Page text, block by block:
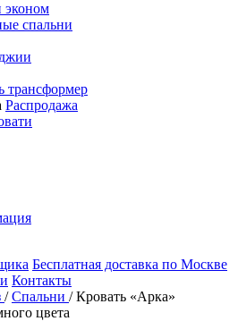
эконом
спальни
трансформер
Распродажа
Бесплатная доставка по Москве
Контакты
/Спальни /Кровать «Арка»
цвета